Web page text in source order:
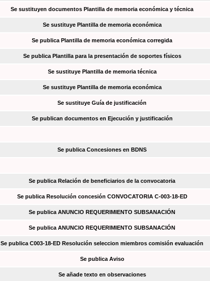
Se sustituyen documentos Plantilla de memoria económica y técnica
Se sustituye Plantilla de memoria económica
Se publica Plantilla de memoria económica corregida
Se publica Plantilla para la presentación de soportes físicos
Se sustituye Plantilla de memoria técnica
Se sustituye Plantilla de memoria económica
Se sustituye Guía de justificación
Se publican documentos en Ejecución y justificación
Se publica Concesiones en BDNS
Se publica Relación de beneficiarios de la convocatoria
Se publica Resolución concesión CONVOCATORIA C-003-18-ED
Se publica ANUNCIO REQUERIMIENTO SUBSANACIÓN
Se publica ANUNCIO REQUERIMIENTO SUBSANACIÓN
Se publica C003-18-ED Resolución seleccion miembros comisión evaluación
Se publica Aviso
Se añade texto en observaciones